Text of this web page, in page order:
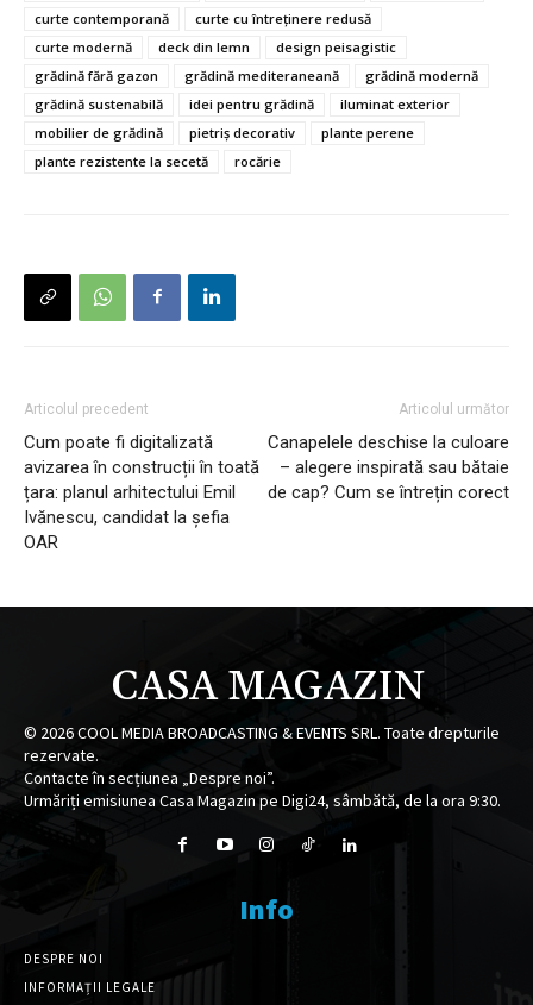
curte contemporană
curte cu întreținere redusă
curte modernă
deck din lemn
design peisagistic
grădină fără gazon
grădină mediteraneană
grădină modernă
grădină sustenabilă
idei pentru grădină
iluminat exterior
mobilier de grădină
pietriș decorativ
plante perene
plante rezistente la secetă
rocărie
Articolul precedent
Cum poate fi digitalizată
avizarea în construcții în toată
țara: planul arhitectului Emil
Ivănescu, candidat la șefia
OAR
Articolul următor
Canapelele deschise la culoare
– alegere inspirată sau bătaie
de cap? Cum se întrețin corect
CASA MAGAZIN
© 2026COOL MEDIA BROADCASTING & EVENTS SRL. Toate drepturile
rezervate.
Contacte în secțiunea „Despre noi”.
Urmăriți emisiunea Casa Magazin pe Digi24, sâmbătă, de la ora 9:30.
Info
DESPRE NOI
INFORMAȚII LEGALE